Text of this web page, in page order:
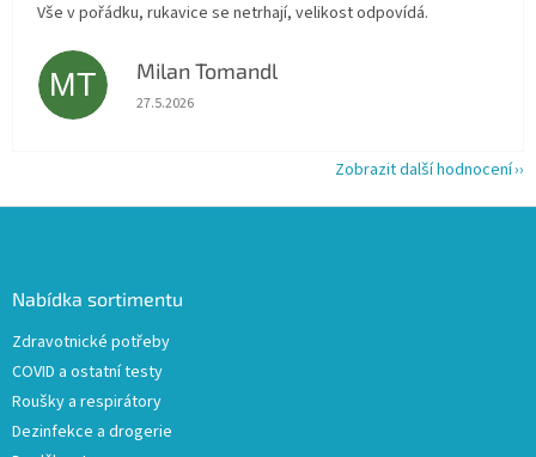
Vše v pořádku, rukavice se netrhají, velikost odpovídá.
MT Milan Tomandl
Hodnocení obchodu je 5 z 5 hvězdiček.
27.5.2026
Zobrazit další hodnocení
Nabídka sortimentu
Zdravotnické potřeby
COVID a ostatní testy
Roušky a respirátory
Dezinfekce a drogerie